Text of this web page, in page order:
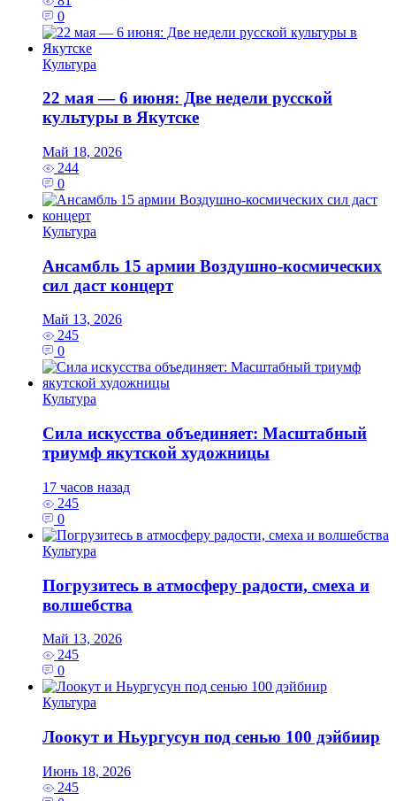
0
Культура
22 мая — 6 июня: Две недели русской
культуры в Якутске
Май 18, 2026
244
0
Культура
Ансамбль 15 армии Воздушно-космических
сил даст концерт
Май 13, 2026
245
0
Культура
Сила искусства объединяет: Масштабный
триумф якутской художницы
17 часов назад
245
0
Культура
Погрузитесь в атмосферу радости, смеха и
волшебства
Май 13, 2026
245
0
Культура
Лоокут и Ньургусун под сенью 100 дэйбиир
Июнь 18, 2026
245